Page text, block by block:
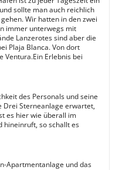
sollte man auch reichlich
Wir hatten in den zwei
immer unterwegs mit
Lanzerotes sind aber die
Plaja Blanca. Von dort
Ventura.Ein Erlebnis bei
des Personals und seine
Drei Sterneanlage erwartet,
es hier wie überall im
hineinruft, so schallt es
Apartmentanlage und das